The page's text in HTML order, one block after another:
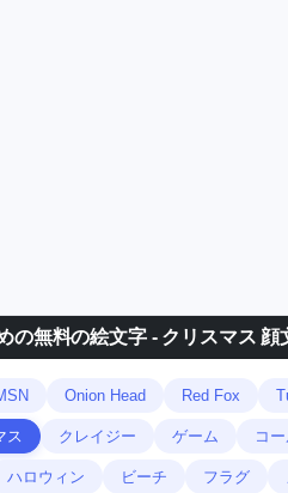
の無料の絵文字 - クリスマス 顔
Onion Head Red Fox
ス クレイジー ゲーム コ
ハロウィン ビーチ フラグ